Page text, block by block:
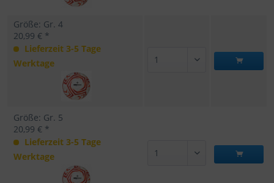
Größe: Gr. 4
20,99 € *
Lieferzeit 3-5 Tage
Werktage
Größe: Gr. 5
20,99 € *
Lieferzeit 3-5 Tage
Werktage